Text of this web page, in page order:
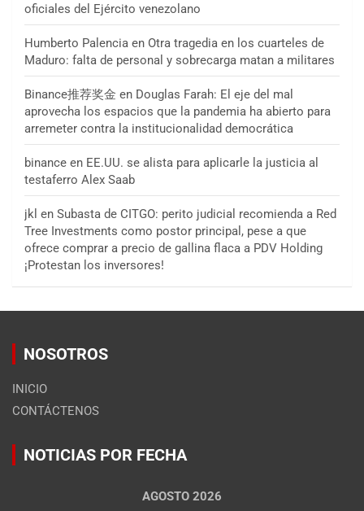
oficiales del Ejército venezolano
Humberto Palencia en Otra tragedia en los cuarteles de
Maduro: falta de personal y sobrecarga matan a militares
Binance推荐奖金 en Douglas Farah: El eje del mal
aprovecha los espacios que la pandemia ha abierto para
arremeter contra la institucionalidad democrática
binance en EE.UU. se alista para aplicarle la justicia al
testaferro Alex Saab
jkl en Subasta de CITGO: perito judicial recomienda a Red
Tree Investments como postor principal, pese a que
ofrece comprar a precio de gallina flaca a PDV Holding
¡Protestan los inversores!
NOSOTROS
INICIO
CONTÁCTENOS
NOTICIAS POR FECHA
AGOSTO 2026